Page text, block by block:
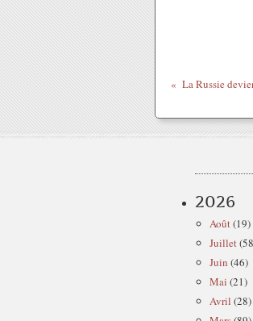
2026
Août(19)
Juillet
Juin (46)
Mai (21)
Avril (28)